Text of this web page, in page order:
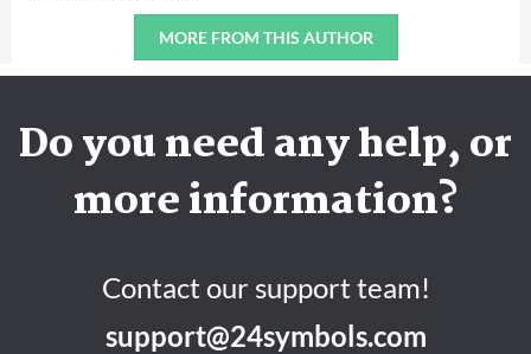
MORE FROM THIS AUTHOR
Do you need any help, or
more information?
Contact our support team!
support@24symbols.com